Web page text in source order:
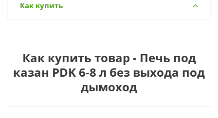
Как купить
Как купить товар - Печь под
казан PDK 6-8 л без выхода под
дымоход